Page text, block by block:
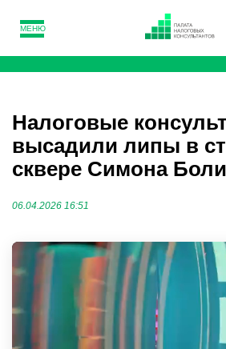
МЕНЮ
Налоговые
высадили липы в
сквере Симона
06.04.2026 16:51